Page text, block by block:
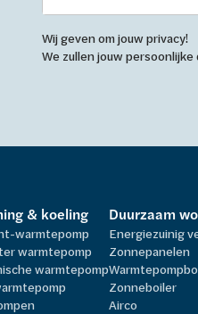
Wij geven om jouw privacy!
We zullen jouw
& koeling
warmtepomp
warmtepomp
warmtepomp
Duurzaam
Energiezuinig
Zonnepanelen
Zonneboiler
Airco